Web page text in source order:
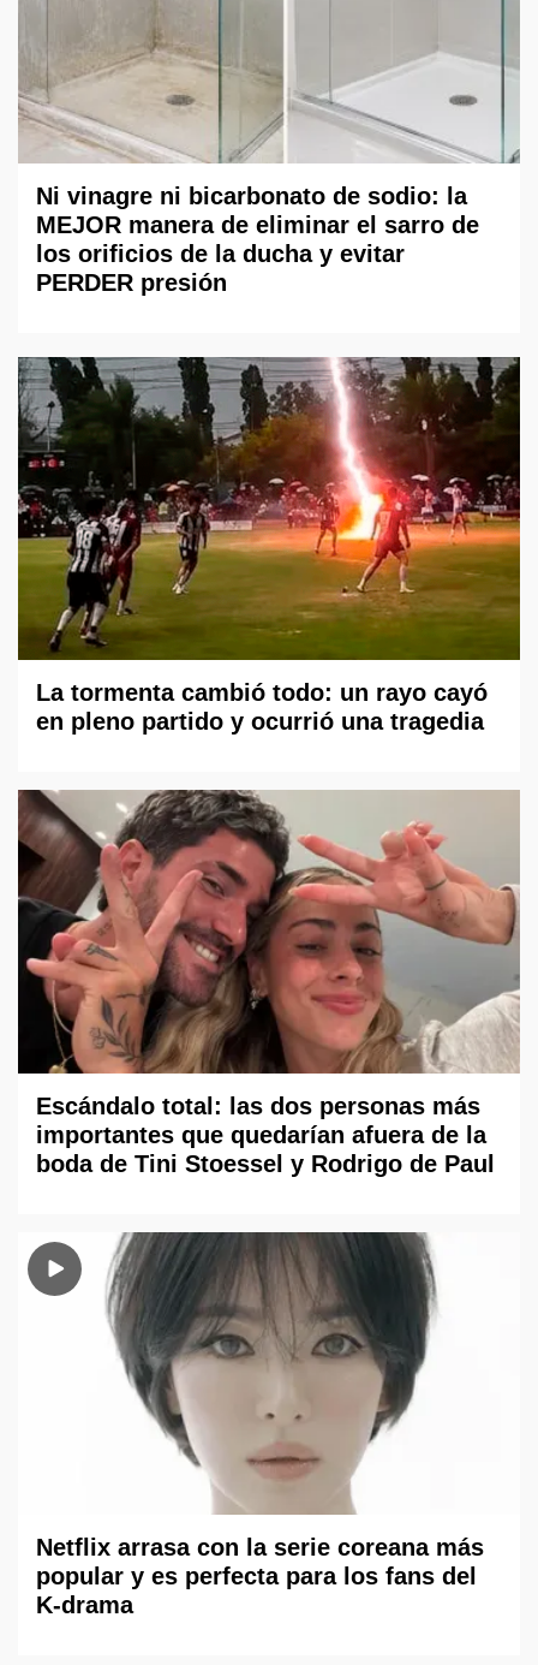
Ni vinagre ni bicarbonato de sodio: la
MEJOR manera de eliminar el sarro de
los orificios de la ducha y evitar
PERDER presión
La tormenta cambió todo: un rayo cayó
en pleno partido y ocurrió una tragedia
Escándalo total: las dos personas más
importantes que quedarían afuera de la
boda de Tini Stoessel y Rodrigo de Paul
Netflix arrasa con la serie coreana más
popular y es perfecta para los fans del
K-drama